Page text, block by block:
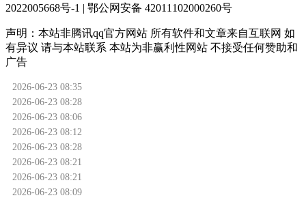
2022005668号-1 | 鄂公网安备 42011102000260号
声明： 本站非腾讯qq官方网站 所有软件和文章来自互联网 如
有异议 请与本站联系 本站为非赢利性网站 不接受任何赞助和
广告
2026-06-23 08:35
2026-06-23 08:28
2026-06-23 08:06
2026-06-23 08:12
2026-06-23 08:28
2026-06-23 08:21
2026-06-23 08:21
2026-06-23 08:09